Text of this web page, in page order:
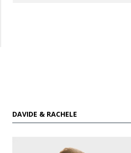
DAVIDE & RACHELE